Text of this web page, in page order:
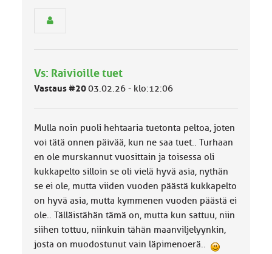
m
ä
k
k
a
Vs: Raivioille tuet
Vastaus #2003.02.26 - klo:12:06
Mulla noin puoli hehtaaria tuetonta peltoa, joten
voi tätä onnen päivää, kun ne saa tuet.. Turhaan
en ole murskannut vuosittain ja toisessa oli
kukkapelto silloin se oli vielä hyvä asia, nythän
se ei ole, mutta viiden vuoden päästä kukkapelto
on hyvä asia, mutta kymmenen vuoden päästä ei
ole.. Tälläistähän tämä on, mutta kun sattuu, niin
siihen tottuu, niinkuin tähän maanviljelyynkin,
josta on muodostunut vain läpimenoerä..